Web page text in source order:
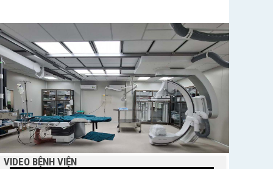
VIDEO BỆNH VIỆN
BỆNH VIỆN NGUYỄN ĐÌNH CHIỂU TIẾP TỤC TRIỂN
KHAI KỸ THUẬT CHUYÊN SÂU TRONG KHÁM,
CHỮA BỆNH